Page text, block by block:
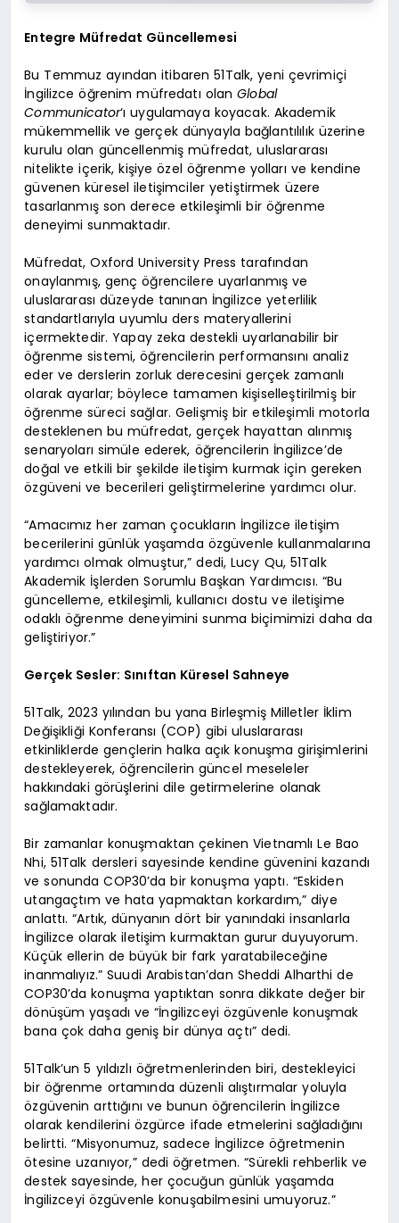
Entegre Müfredat Güncellemesi
Bu Temmuz ayından itibaren 51Talk, yeni çevrimiçi
İngilizce öğrenim müfredatı olanGlobal
Communicator‘ı uygulamaya koyacak. Akademik
mükemmellik ve gerçek dünyayla bağlantılılık üzerine
kurulu olan güncellenmiş müfredat, uluslararası
nitelikte içerik, kişiye özel öğrenme yolları ve kendine
güvenen küresel iletişimciler yetiştirmek üzere
tasarlanmış son derece etkileşimli bir öğrenme
deneyimi sunmaktadır.
Müfredat, Oxford University Press tarafından
onaylanmış, genç öğrencilere uyarlanmış ve
uluslararası düzeyde tanınan İngilizce yeterlilik
standartlarıyla uyumlu ders materyallerini
içermektedir. Yapay zeka destekli uyarlanabilir bir
öğrenme sistemi, öğrencilerin performansını analiz
eder ve derslerin zorluk derecesini gerçek zamanlı
olarak ayarlar; böylece tamamen kişiselleştirilmiş bir
öğrenme süreci sağlar. Gelişmiş bir etkileşimli motorla
desteklenen bu müfredat, gerçek hayattan alınmış
senaryoları simüle ederek, öğrencilerin İngilizce’de
doğal ve etkili bir şekilde iletişim kurmak için gereken
özgüveni ve becerileri geliştirmelerine yardımcı olur.
“Amacımız her zaman çocukların İngilizce iletişim
becerilerini günlük yaşamda özgüvenle kullanmalarına
yardımcı olmak olmuştur,” dedi, Lucy Qu, 51Talk
Akademik İşlerden Sorumlu Başkan Yardımcısı. “Bu
güncelleme, etkileşimli, kullanıcı dostu ve iletişime
odaklı öğrenme deneyimini sunma biçimimizi daha da
geliştiriyor.”
Gerçek Sesler: Sınıftan Küresel Sahneye
51Talk, 2023 yılından bu yana Birleşmiş Milletler İklim
Değişikliği Konferansı (COP) gibi uluslararası
etkinliklerde gençlerin halka açık konuşma girişimlerini
destekleyerek, öğrencilerin güncel meseleler
hakkındaki görüşlerini dile getirmelerine olanak
sağlamaktadır.
Bir zamanlar konuşmaktan çekinen Vietnamlı Le Bao
Nhi, 51Talk dersleri sayesinde kendine güvenini kazandı
ve sonunda COP30’da bir konuşma yaptı. “Eskiden
utangaçtım ve hata yapmaktan korkardım,” diye
anlattı. “Artık, dünyanın dört bir yanındaki insanlarla
İngilizce olarak iletişim kurmaktan gurur duyuyorum.
Küçük ellerin de büyük bir fark yaratabileceğine
inanmalıyız.” Suudi Arabistan’dan Sheddi Alharthi de
COP30’da konuşma yaptıktan sonra dikkate değer bir
dönüşüm yaşadı ve “İngilizceyi özgüvenle konuşmak
bana çok daha geniş bir dünya açtı” dedi.
51Talk’un 5 yıldızlı öğretmenlerinden biri, destekleyici
bir öğrenme ortamında düzenli alıştırmalar yoluyla
özgüvenin arttığını ve bunun öğrencilerin İngilizce
olarak kendilerini özgürce ifade etmelerini sağladığını
belirtti. “Misyonumuz, sadece İngilizce öğretmenin
ötesine uzanıyor,” dedi öğretmen. “Sürekli rehberlik ve
destek sayesinde, her çocuğun günlük yaşamda
İngilizceyi özgüvenle konuşabilmesini umuyoruz.”